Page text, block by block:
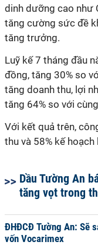
dinh dưỡng cao như
tăng cường sức đề
tăng trưởng.
Luỹ kế 7 tháng đầu
đồng, tăng 30% so
tăng doanh thu, lợi
tăng 64% so với
Với kết quả trên,
thu và 58% kế
Dầu Tường An
tăng vọt trong
ĐHĐCĐ Tường An: Sẽ
vốn Vocarimex